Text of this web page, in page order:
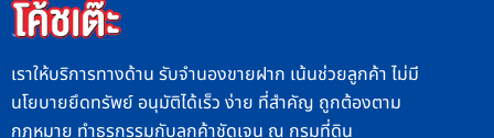
เราให้บริการทางด้าน รับจำนองขายฝาก เน้นช่วยลูกค้า ไม่มี
นโยบายยึดทรัพย์ อนุมัติได้เร็ว ง่าย ที่สำคัญ ถูกต้องตาม
กฎหมาย ทำธุรกรรมกับลูกค้าชัดเจน ณ กรมที่ดิน